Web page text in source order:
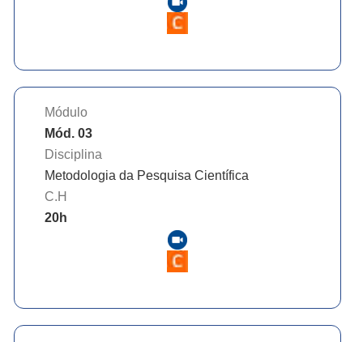
Módulo
Mód. 03
Disciplina
Metodologia da Pesquisa Científica
C.H
20h